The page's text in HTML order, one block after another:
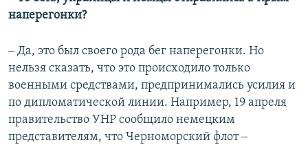
наперегонки?
‒ Да, это был своего рода бег наперегонки. Но
нельзя сказать, что это происходило только
военными средствами, предпринимались усилия и
по дипломатической линии. Например, 19 апреля
правительство УНР сообщило немецким
представителям, что Черноморский флот ‒